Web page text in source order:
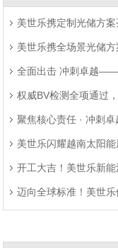
美世乐携定制光储方
题 美世乐携全场景光储
全面出击 冲刺卓越——
权威BV检测全项通过
聚焦核心责任 · 冲刺
美世乐闪耀越南太阳
开工大吉！美世乐新
程 迈向全球标准！美世